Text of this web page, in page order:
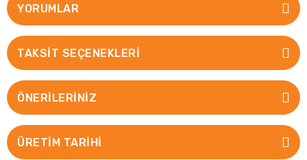
YORUMLAR
TAKSIT SEÇENEKLERI
ÖNERILERINIZ
ÜRETİM TARİHİ